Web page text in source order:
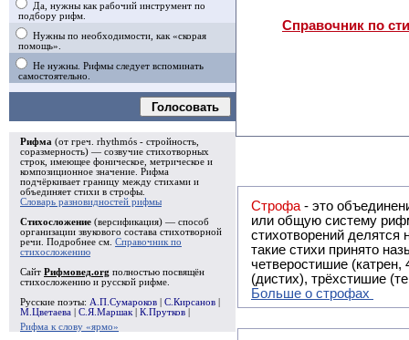
Да, нужны как рабочий инструмент по
подбору рифм.
Нужны по необходимости, как «скорая
помощь».
Не нужны. Рифмы следует вспоминать
самостоятельно.
Голосовать
Рифма (от греч. rhythmós - стройность,
соразмерность) — созвучие стихотворных
строк, имеющее фоническое, метрическое и
композиционное значение. Рифма
подчёркивает границу между стихами и
объединяет стихи в строфы
Словарь разновидностей рифмы
Стихосложение (версификация) — способ
организации звукового состава стихотворной
речи. Подробнее см. Справочник по
стихосложению
Сайт Рифмовед.org полностью посвящён
стихосложению и русской рифме.
Русские поэты: А.П.Сумароков С.Кирсанов
М.Цветаева
С.Я.Маршак К.Прутков
Рифма к слову «ярмо»
Справочник по
Строфа - это объединение двух
или общую систему рифм, и регулярно или периодически
стихотворений делятся на строфы и т.о. являются строфическими.
такие стихи принято называть астрофическими. Самая популярная строфа в русской поэзии -
четверостишие
(дистих), трёхстишие
Больше о строфах